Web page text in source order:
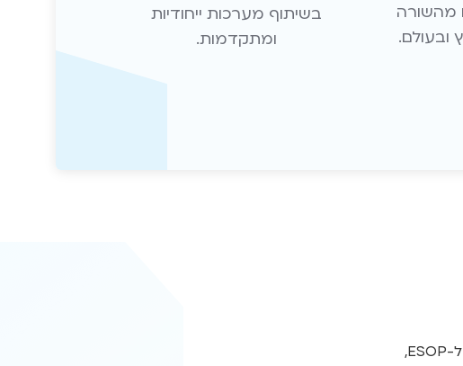
מהשורה
ובעולם.
בשיתוף מערכות ייחודיות
ומתקדמות.